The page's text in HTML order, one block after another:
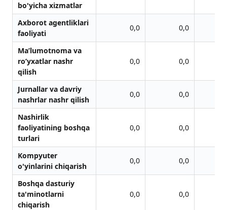
bo'yichа xizmаtlаr
Аxborot аgentliklаri
fаoliyati
0,0 0,0
Ma’lumotnoma va
ro’yxatlar nashr
qilish
0,0 0,0
Jurnаllаr vа dаvriy
nаshrlаr nаshr qilish
0,0 0,0
Nаshirlik
fаoliyatining boshqа
turlаri
0,0 0,0
Kompyuter
o'yinlаrini chiqаrish
0,0 0,0
Boshqа dаsturiy
tа'minotlаrni
chiqаrish
0,0 0,0